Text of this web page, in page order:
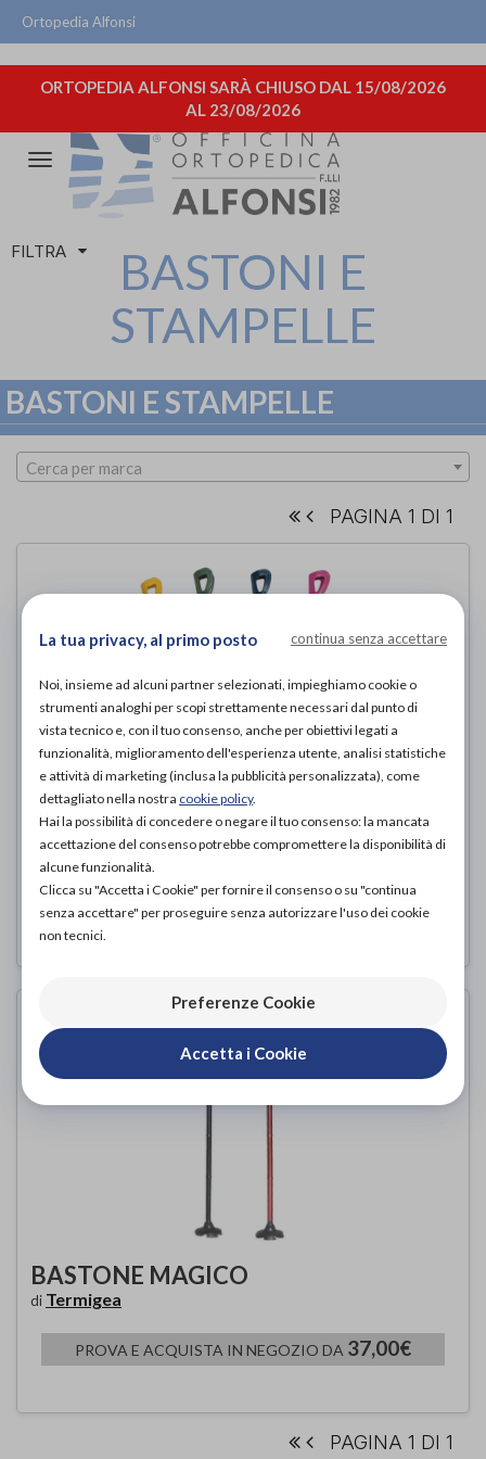
Ortopedia Alfonsi
ORTOPEDIA ALFONSI SARÀ CHIUSO DAL 15/08/2026
AL 23/08/2026
Attiva/disattiva
navigazione
FILTRA
BASTONI E
STAMPELLE
BASTONI E STAMPELLE
Cerca per marca
PAGINA 1 DI 1
STAMPELLE CANADESI DA BAMBINO
diTermigea
PROVA E ACQUISTA IN NEGOZIO DA 30,00€
BASTONE MAGICO
di Termigea
PROVA E ACQUISTA IN NEGOZIO DA 37,00€
PAGINA 1 DI 1
La tua privacy, al primo posto continua senza accettare
Noi, insieme ad alcuni partner selezionati, impieghiamo cookie o
strumenti analoghi per scopi strettamente necessari dal punto di
vista tecnico e, con il tuo consenso, anche per obiettivi legati a
funzionalità, miglioramento dell'esperienza utente, analisi statistiche
e attività di marketing (inclusa la pubblicità personalizzata), come
dettagliato nella nostra cookie policy.
Hai la possibilità di concedere o negare il tuo consenso: la mancata
accettazione del consenso potrebbe compromettere la disponibilità di
alcune funzionalità.
Clicca su "Accetta i Cookie" per fornire il consenso o su "continua
senza accettare" per proseguire senza autorizzare l'uso dei cookie
non tecnici.
Preferenze Cookie
Accetta i Cookie